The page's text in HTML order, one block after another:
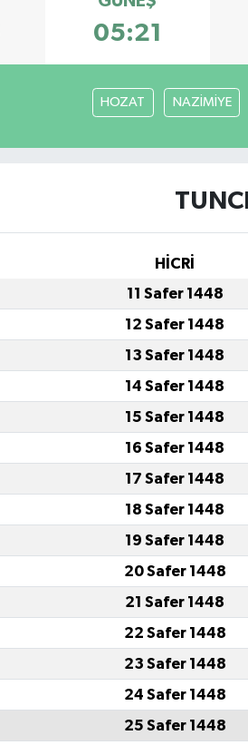
05:21
HOZAT NAZİMİYE
HİCRİ
11 Safer 1448
12 Safer 1448
13 Safer 1448
14 Safer 1448
15 Safer 1448
16 Safer 1448
17 Safer 1448
18 Safer 1448
19 Safer 1448
20 Safer 1448
21 Safer 1448
22 Safer 1448
23 Safer 1448
24 Safer 1448
25 Safer 1448